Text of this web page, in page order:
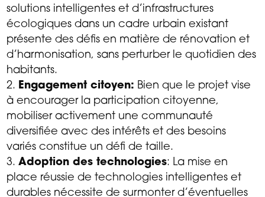
solutions intelligentes et d’infrastructures
écologiques dans un cadre urbain existant
présente des défis en matière de rénovation et
d’harmonisation, sans perturber le quotidien des
habitants.
Engagement citoyen: Bien que le projet vise
à encourager la participation citoyenne,
mobiliser activement une communauté
diversifiée avec des intérêts et des besoins
variés constitue un défi de taille.
Adoption des technologies: La mise en
place réussie de technologies intelligentes et
durables nécessite de surmonter d’éventuelles